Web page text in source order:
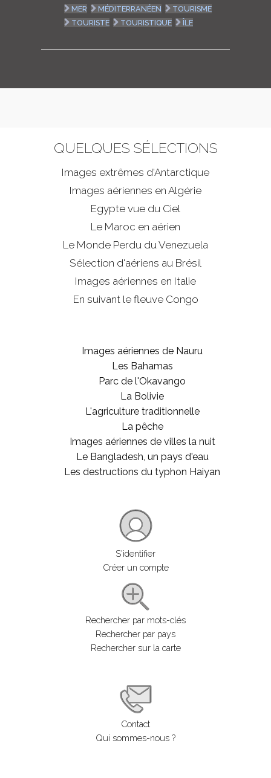
MER
MÉDITERRANÉEN
TOURISME
TOURISTE
TOURISTIQUE ÎLE
QUELQUES SÉLECTIONS
Images extrêmes d'Antarctique
Images aériennes en Algérie
Egypte vue du Ciel
Le Maroc en aérien
Le Monde Perdu du Venezuela
Sélection d'aériens au Brésil
Images aériennes en Italie
En suivant le fleuve Congo
Images aériennes de Nauru
Les Bahamas
Parc de l'Okavango
La Bolivie
L'agriculture traditionnelle
La pêche
Images aériennes de villes la nuit
Le Bangladesh, un pays d'eau
Les destructions du typhon Haiyan
S'identifier
Créer un compte
Rechercher par mots-clés
Rechercher par pays
Rechercher sur la carte
Contact
Qui sommes-nous ?